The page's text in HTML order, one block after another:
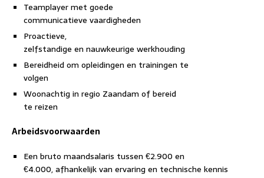
Teamplayer met goede
communicatieve vaardigheden
Proactieve,
zelfstandige en nauwkeurige werkhouding
Bereidheid om opleidingen en trainingen te
volgen
Woonachtig in regio Zaandam of bereid
te reizen
Arbeidsvoorwaarden
Een bruto maandsalaris tussen €2.900 en
€4.000, afhankelijk van ervaring en technische kennis